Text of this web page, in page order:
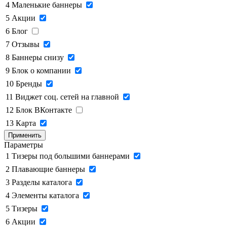
4 Маленькие баннеры
5 Акции
6 Блог
7 Отзывы
8 Баннеры снизу
9 Блок о компании
10 Бренды
11 Виджет соц. сетей на главной
12 Блок ВКонтакте
13 Карта
Применить
Параметры
1 Тизеры под большими баннерами
2 Плавающие баннеры
3 Разделы каталога
4 Элементы каталога
5 Тизеры
6 Акции